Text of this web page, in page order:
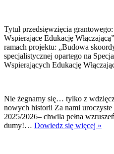
Tytuł przedsięwzięcia
Wspierające Edukację
ramach projektu: „Budowa
specjalistycznej opartego na
Wspierających Edukację
Nie żegnamy się… tylko z
nowych historii Za nami
2025/2026– chwila pełna
dumy!… Dowiedz się więcej »